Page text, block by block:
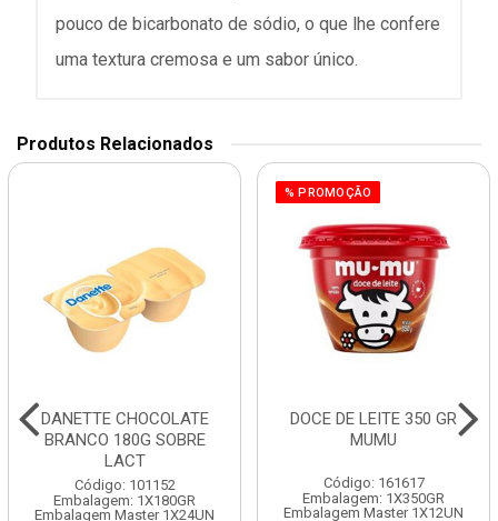
pouco de bicarbonato de sódio, o que lhe confere
uma textura cremosa e um sabor único.
Produtos Relacionados
DANETTE CHOCOLATE
BRANCO 180G SOBRE
LACT
Código: 101152
Embalagem: 1X180GR
Embalagem Master 1X24UN
% PROMOÇÃO
DOCE DE LEITE 350 GR
MUMU
Código: 161617
Embalagem: 1X350GR
Embalagem Master 1X12UN